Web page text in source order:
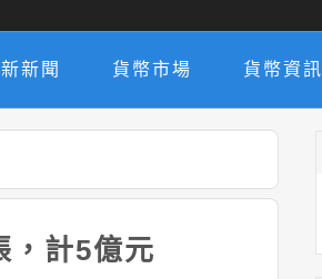
新聞 貨幣市場 貨幣資訊
，計5億元